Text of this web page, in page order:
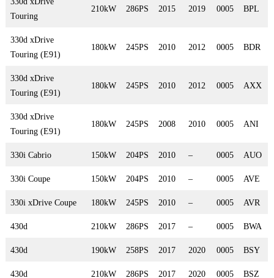
Touring
210kW 286PS 2015 2019 0005 BPL
330d xDrive
Touring (E91)
180kW 245PS 2010 2012 0005 BDR
330d xDrive
Touring (E91)
180kW 245PS 2010 2012 0005 AXX
330d xDrive
Touring (E91)
180kW 245PS 2008 2010 0005 ANI
330i Cabrio 150kW 204PS 2010 – 0005 AUO
330i Coupe 150kW 204PS 2010 – 0005 AVE
330i xDrive Coupe 180kW 245PS 2010 – 0005 AVR
430d 210kW 286PS 2017 – 0005 BWA
430d 190kW 258PS 2017 2020 0005 BSY
430d 210kW 286PS 2017 2020 0005 BSZ